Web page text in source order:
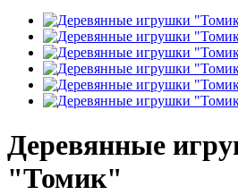
Деревянные
"Томик"